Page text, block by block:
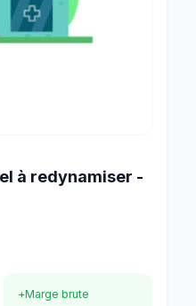
à redynamiser -
+Marge brute